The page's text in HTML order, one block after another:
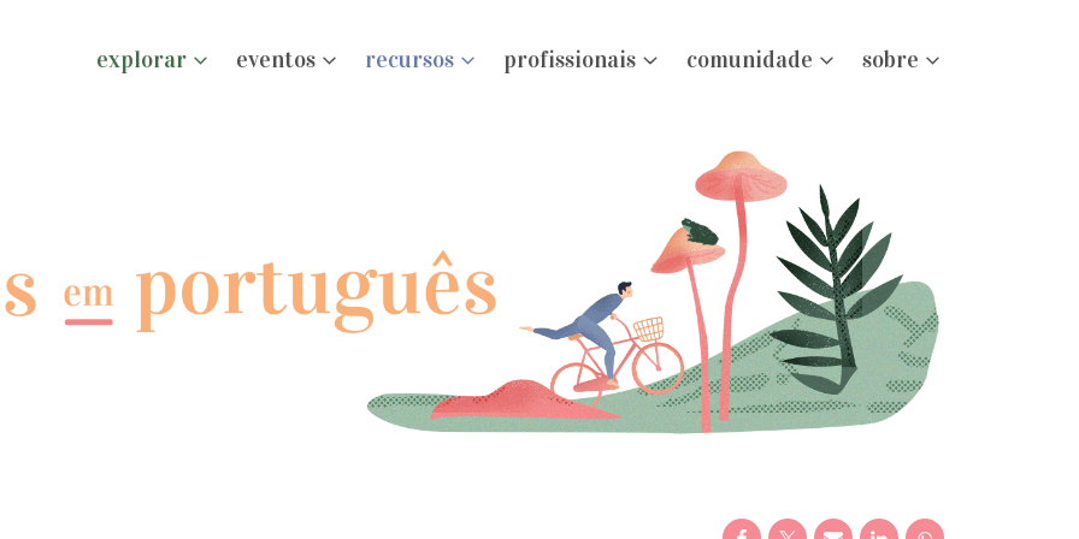
explorar eventos recursos profissionais comunidade sobre